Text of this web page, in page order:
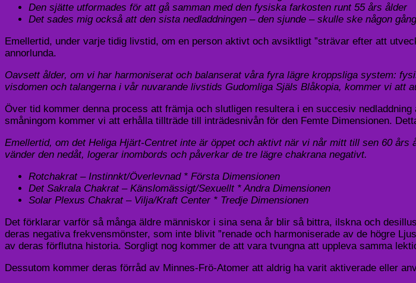
Den sjätte utformades för att gå samman med den fysiska farkosten runt 55 års ålder
Det sades mig också att den sista nedladdningen – den sjunde – skulle ske någon
Emellertid, under varje tidig livstid, om en person aktivt och avsiktligt ”strävar efter att
annorlunda.
Oavsett ålder, om vi har harmoniserat och balanserat våra fyra lägre kroppsliga system:
visdomen och talangerna i vår nuvarande livstids Gudomliga Själs Blåkopia, kommer vi att
Över tid kommer denna process att främja och slutligen resultera i en succesiv
småningom kommer vi att erhålla tillträde till inträdesnivån för den Femte Dimensionen.
Emellertid, om det Heliga Hjärt-Centret inte är öppet och aktivt när vi når mitt till sen 60
vänder den nedåt, logerar inombords och påverkar de tre lägre chakrana negativt.
Rotchakrat – Instinnkt/Överlevnad * Första Dimensionen
Det Sakrala Chakrat – Känslomässigt/Sexuellt * Andra Dimensionen
Solar Plexus Chakrat – Vilja/Kraft Center * Tredje Dimensionen
Det förklarar varför så många äldre människor i sina sena år blir så bittra, ilskna och
deras negativa frekvensmönster, som inte blivit ”renade och harmoniserade av de högre
av deras förflutna historia. Sorgligt nog kommer de att vara tvungna att uppleva samma
Dessutom kommer deras förråd av Minnes-Frö-Atomer att aldrig ha varit aktiverade eller